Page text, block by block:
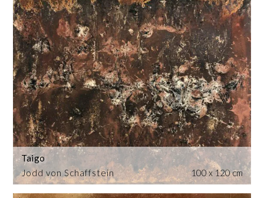
Jodd von Schaffstein
Taigo
100 x 120 cm